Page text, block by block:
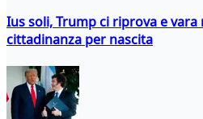
Ius soli, Trump ci riprova e
cittadinanza per nascita